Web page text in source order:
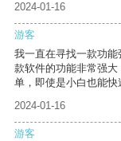
2024-01-16
游客
我一直在寻找一款功
款软件的功能非常强
单，即使是小白也能快
2024-01-16
游客